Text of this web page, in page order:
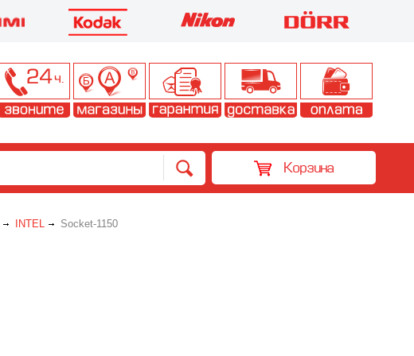
Корзина
INTEL Socket-1150